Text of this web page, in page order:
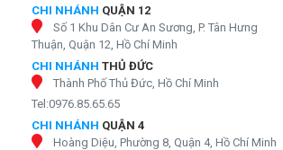
CHI NHÁNH QUẬN 12
Số 1 Khu Dân Cư An Sương, P. Tân Hưng
Thuận, Quận 12, Hồ Chí Minh
CHI NHÁNH THỦ ĐỨC
Thành Phố Thủ Đức, Hồ Chí Minh
Tel:0976.85.65.65
CHI NHÁNH QUẬN 4
Hoàng Diệu, Phường 8, Quận 4, Hồ Chí Minh